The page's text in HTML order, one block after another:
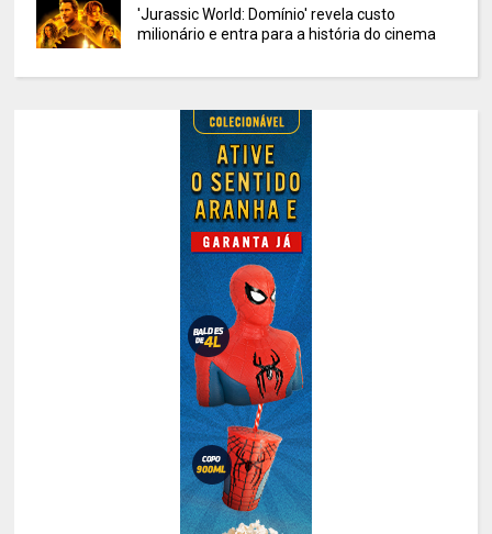
'Jurassic World: Domínio' revela custo
milionário e entra para a história do cinema